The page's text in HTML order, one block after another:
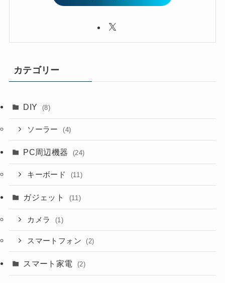
カテゴリー
DIY (8)
ソーラー (4)
PC周辺機器 (24)
キーボード (11)
ガジェット (11)
カメラ (1)
スマートフォン (2)
スマート家電 (2)